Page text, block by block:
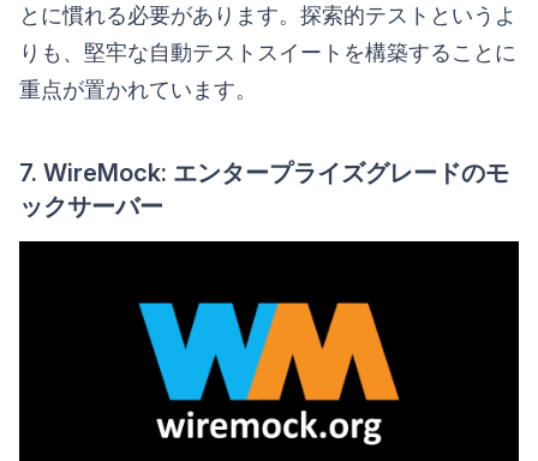
とに慣れる必要があります。探索的テストというよ
りも、堅牢な自動テストスイートを構築することに
重点が置かれています。
7. WireMock: エンタープライズグレードのモ
ックサーバー